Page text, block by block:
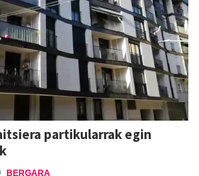
partikularrak egin
BERGARA